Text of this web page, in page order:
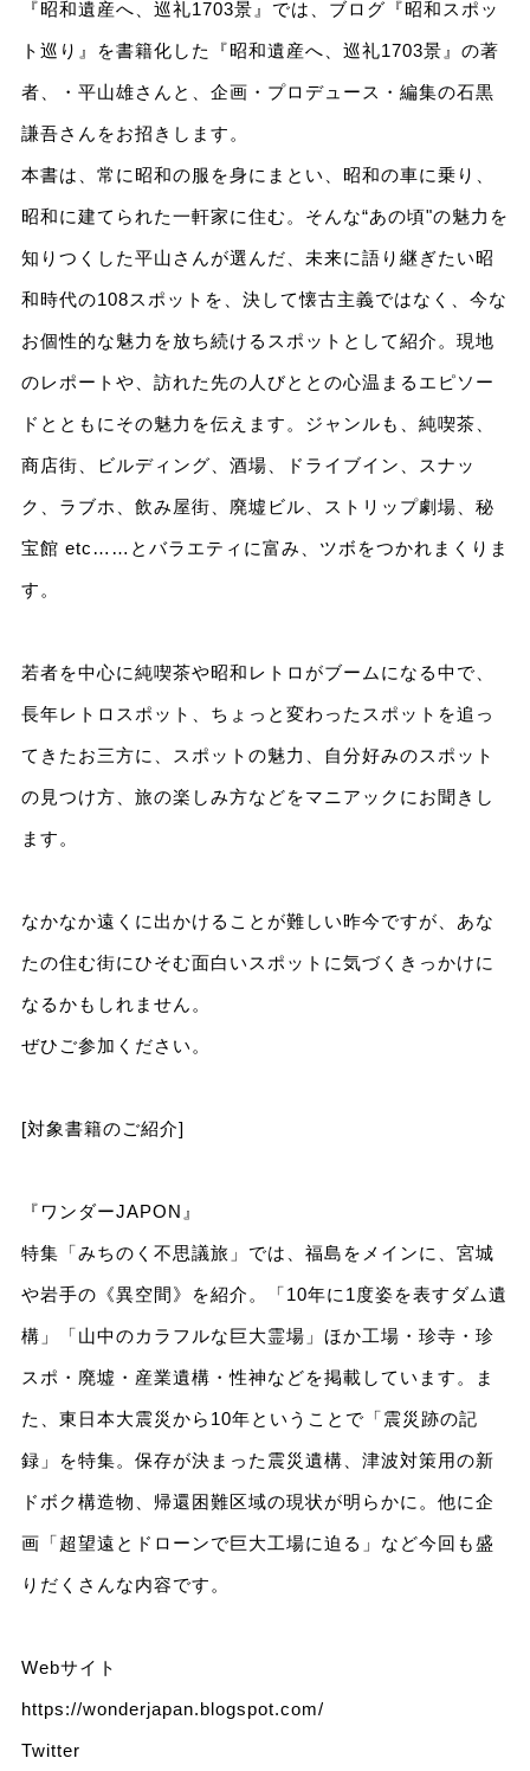
『昭和遺産へ、巡礼1703景』では、ブログ『昭和スポッ
ト巡り』を書籍化した『昭和遺産へ、巡礼1703景』の著
者、・平山雄さんと、企画・プロデュース・編集の石黒
謙吾さんをお招きします。
本書は、常に昭和の服を身にまとい、昭和の車に乗り、
昭和に建てられた一軒家に住む。そんな“あの頃"の魅力を
知りつくした平山さんが選んだ、未来に語り継ぎたい昭
和時代の108スポットを、決して懐古主義ではなく、今な
お個性的な魅力を放ち続けるスポットとして紹介。現地
のレポートや、訪れた先の人びととの心温まるエピソー
ドとともにその魅力を伝えます。ジャンルも、純喫茶、
商店街、ビルディング、酒場、ドライブイン、スナッ
ク、ラブホ、飲み屋街、廃墟ビル、ストリップ劇場、秘
宝館 etc……とバラエティに富み、ツボをつかれまくりま
す。
若者を中心に純喫茶や昭和レトロがブームになる中で、
長年レトロスポット、ちょっと変わったスポットを追っ
てきたお三方に、スポットの魅力、自分好みのスポット
の見つけ方、旅の楽しみ方などをマニアックにお聞きし
ます。
なかなか遠くに出かけることが難しい昨今ですが、あな
たの住む街にひそむ面白いスポットに気づくきっかけに
なるかもしれません。
ぜひご参加ください。
[対象書籍のご紹介]
『ワンダーJAPON』
特集「みちのく不思議旅」では、福島をメインに、宮城
や岩手の《異空間》を紹介。「10年に1度姿を表すダム遺
構」「山中のカラフルな巨大霊場」ほか工場・珍寺・珍
スポ・廃墟・産業遺構・性神などを掲載しています。ま
た、東日本大震災から10年ということで「震災跡の記
録」を特集。保存が決まった震災遺構、津波対策用の新
ドボク構造物、帰還困難区域の現状が明らかに。他に企
画「超望遠とドローンで巨大工場に迫る」など今回も盛
りだくさんな内容です。
Webサイト
https://wonderjapan.blogspot.com/
Twitter